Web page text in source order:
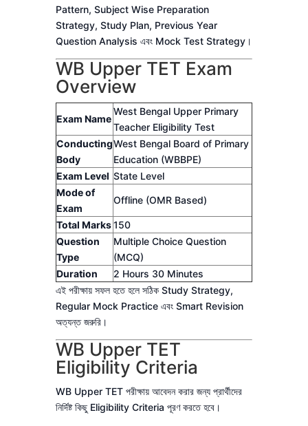
Pattern, Subject Wise Preparation
Strategy, Study Plan, Previous Year
Question Analysis এবং Mock Test Strategy।
WB Upper TET Exam
Overview
Exam Name
West Bengal Upper Primary
Teacher Eligibility Test
Conducting
Body
West Bengal Board of Primary
Education (WBBPE)
Exam Level State Level
Mode of
Exam
Offline (OMR Based)
Total Marks150
Question
Type
Multiple Choice Question
(MCQ)
Duration
2 Hours 30 Minutes
এই পরীক্ষায় সফল হতে হলে সঠিক Study Strategy,
Regular Mock Practice এবং Smart Revision
অত্যন্ত জরুরি।
WB Upper TET
Eligibility Criteria
WB Upper TET পরীক্ষায় আবেদন করার জন্য প্রার্থীদের
নির্দিষ্ট কিছু Eligibility Criteria পূরণ করতে হবে।